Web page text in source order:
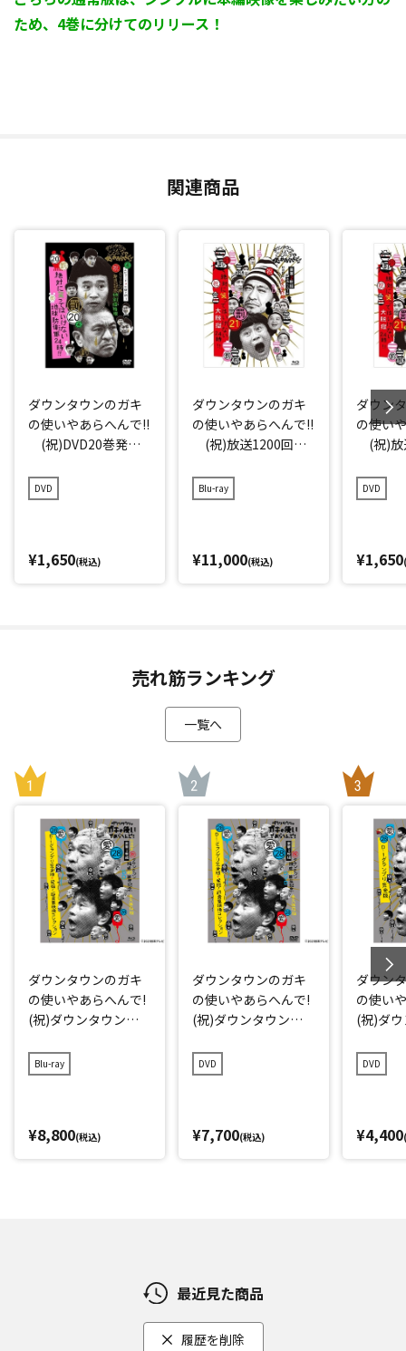
ため、4巻に分けてのリリース！
関連商品
ダウンタウンのガキ
の使いやあらへんで!!
(祝)DVD20巻発売
(罰) 絶対に笑っ
てはいけない地球防
DVD
¥1,650(税込)
ダウンタウンのガキ
の使いやあらへんで!!
(祝)放送1200回突
限定永久保存版(21)
(罰) 絶対に笑っ
Blu-ray
¥11,000(税込)
ダウン
の使い
(祝)放
存版
に笑っ
DVD
¥1,650
売れ筋ランキング
一覧へ
ダウンタウンのガキ
の使いやあらへんで!
(祝)ダウンタウン結
初回限定永久保存版
(28)(愛)D-1グランプ
Blu-ray
¥8,800(税込)
ダウンタウンのガキ
の使いやあらへんで!
(祝)ダウンタウン結
回限定永久保存版(2
8)(愛)D-1グランプリ
DVD
¥7,700(税込)
ダウン
の使い
(祝)ダ
久保存
グラン
DVD
¥4,400
最近見た商品
履歴を削除